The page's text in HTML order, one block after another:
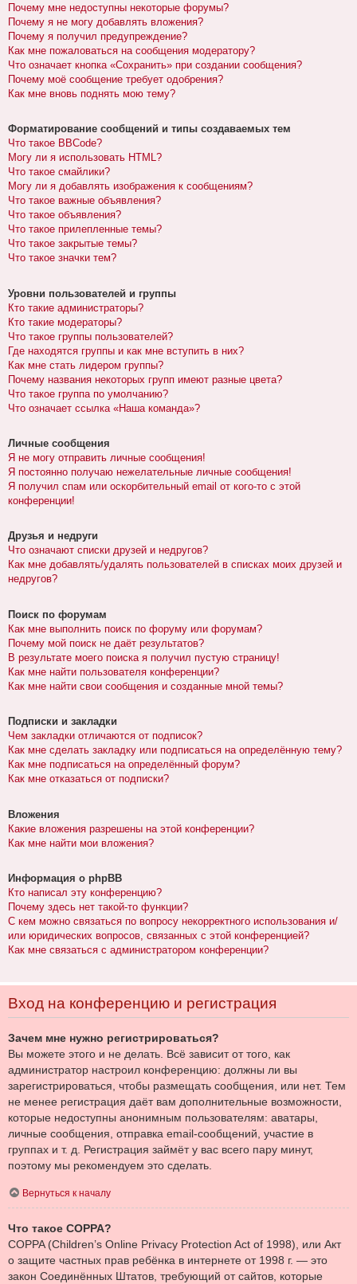
Почему мне недоступны некоторые форумы?
Почему я не могу добавлять вложения?
Почему я получил предупреждение?
Как мне пожаловаться на сообщения модератору?
Что означает кнопка «Сохранить» при создании сообщения?
Почему моё сообщение требует одобрения?
Как мне вновь поднять мою тему?
Форматирование сообщений и типы создаваемых тем
Что такое BBCode?
Могу ли я использовать HTML?
Что такое смайлики?
Могу ли я добавлять изображения к сообщениям?
Что такое важные объявления?
Что такое объявления?
Что такое прилепленные темы?
Что такое закрытые темы?
Что такое значки тем?
Уровни пользователей и группы
Кто такие администраторы?
Кто такие модераторы?
Что такое группы пользователей?
Где находятся группы и как мне вступить в них?
Как мне стать лидером группы?
Почему названия некоторых групп имеют разные цвета?
Что такое группа по умолчанию?
Что означает ссылка «Наша команда»?
Личные сообщения
Я не могу отправить личные сообщения!
Я постоянно получаю нежелательные личные сообщения!
Я получил спам или оскорбительный email от кого-то с этой
конференции!
Друзья и недруги
Что означают списки друзей и недругов?
Как мне добавлять/удалять пользователей в списках моих друзей и
недругов?
Поиск по форумам
Как мне выполнить поиск по форуму или форумам?
Почему мой поиск не даёт результатов?
В результате моего поиска я получил пустую страницу!
Как мне найти пользователя конференции?
Как мне найти свои сообщения и созданные мной темы?
Подписки и закладки
Чем закладки отличаются от подписок?
Как мне сделать закладку или подписаться на определённую тему?
Как мне подписаться на определённый форум?
Как мне отказаться от подписки?
Вложения
Какие вложения разрешены на этой конференции?
Как мне найти мои вложения?
Информация о phpBB
Кто написал эту конференцию?
Почему здесь нет такой-то функции?
С кем можно связаться по вопросу некорректного использования и/
или юридических вопросов, связанных с этой конференцией?
Как мне связаться с администратором конференции?
Вход на конференцию и регистрация
Зачем мне нужно регистрироваться?
Вы можете этого и не делать. Всё зависит от того, как
администратор настроил конференцию: должны ли вы
зарегистрироваться, чтобы размещать сообщения, или нет. Тем
не менее регистрация даёт вам дополнительные возможности,
которые недоступны анонимным пользователям: аватары,
личные сообщения, отправка email-сообщений, участие в
группах и т. д. Регистрация займёт у вас всего пару минут,
поэтому мы рекомендуем это сделать.
Вернуться к началу
Что такое COPPA?
COPPA (Children’s Online Privacy Protection Act of 1998), или Акт
о защите частных прав ребёнка в интернете от 1998 г. — это
закон Соединённых Штатов, требующий от сайтов, которые